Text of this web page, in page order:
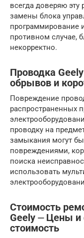
всегда доверяю
замены блока
программирование
противном случае,
некорректно.
Проводка
обрывов и
Повреждение
распространенных
проводку на
замыкания могут
повреждениями,
поиска
использовать
Стоимость
Geely ⏤ Цены
стоимость